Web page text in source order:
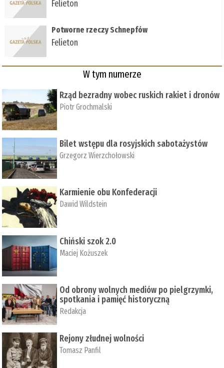
Felieton
Potworne rzeczy Schnepfów
Felieton
W tym numerze
Rząd bezradny wobec ruskich rakiet i dronów
Piotr Grochmalski
Bilet wstępu dla rosyjskich sabotażystów
Grzegorz Wierzchołowski
Karmienie obu Konfederacji
Dawid Wildstein
Chiński szok 2.0
Maciej Kożuszek
Od obrony wolnych mediów po pielgrzymki,
spotkania i pamięć historyczną
Redakcja
Rejony złudnej wolności
Tomasz Panfil